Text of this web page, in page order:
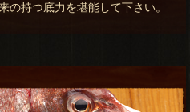
の持つ底力を堪能して下さい。